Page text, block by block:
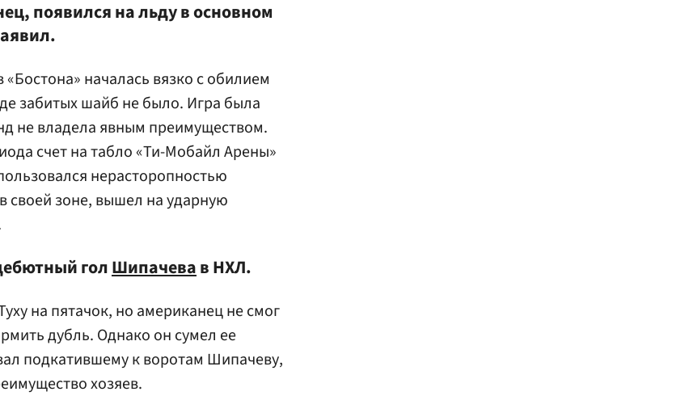
появился на льду в основном
началась вязко с обилием
забитых шайб не было. Игра была
не владела явным преимуществом.
счет на табло «Ти-Мобайл Арены»
нерасторопностью
своей зоне, вышел на ударную
голШипачевав НХЛ.
на пятачок, но американец не смог
дубль. Однако он сумел ее
подкатившему к воротам Шипачеву,
хозяев.